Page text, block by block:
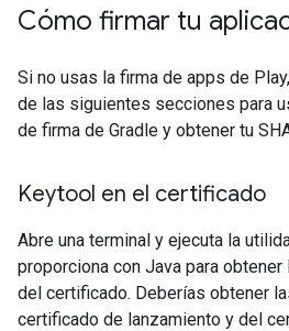
Cómo firmar tu
Si no usas la firma de apps de
de las siguientes secciones para
de firma de Gradle y obtener tu
Keytool en el certificado
Abre una terminal y ejecuta la
proporciona con Java para obtener
del certificado. Deberías obtener
certificado de lanzamiento y del